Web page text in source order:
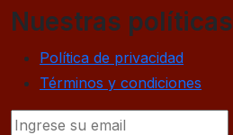
Nuestras políticas
Política de privacidad
Términos y condiciones